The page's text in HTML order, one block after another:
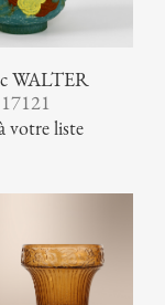
WALTER
votre liste